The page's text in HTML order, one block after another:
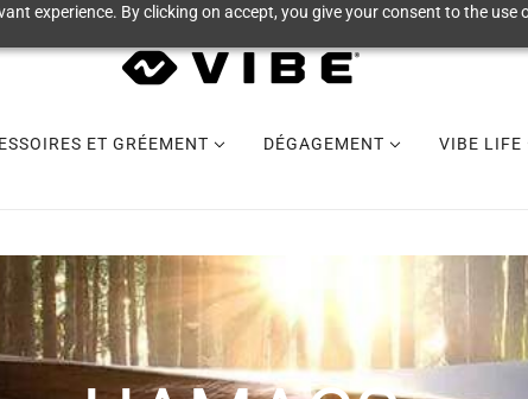
experience. By clicking on accept, you give your consent to the use
ET GRÉEMENT DÉGAGEMENT VIBE LIFE